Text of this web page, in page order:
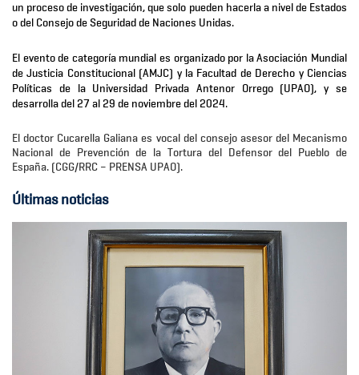
un proceso de investigación, que solo pueden hacerla a nivel de Estados
o del Consejo de Seguridad de Naciones Unidas.
El evento de categoría mundial es organizado por la Asociación Mundial
de Justicia Constitucional (AMJC) y la Facultad de Derecho y Ciencias
Políticas de la Universidad Privada Antenor Orrego (UPAO), y se
desarrolla del 27 al 29 de noviembre del 2024.
El doctor Cucarella Galiana es vocal del consejo asesor del Mecanismo
Nacional de Prevención de la Tortura del Defensor del Pueblo de
España. (CGG/RRC – PRENSA UPAO).
Últimas noticias